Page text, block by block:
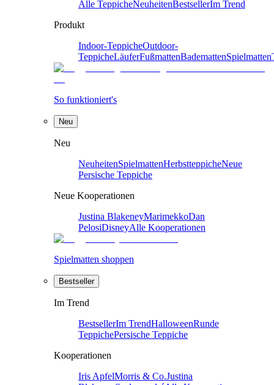
Alle TeppicheNeuheitenBestsellerIm Trend
Produkt
Indoor-TeppicheOutdoor-
TeppicheLäuferFußmattenBademattenSpielmatten
So funktioniert's
Neu
Neu
NeuheitenSpielmattenHerbstteppicheNeue
Persische Teppiche
Neue Kooperationen
Justina BlakeneyMarimekkoDan
PelosiDisneyAlle Kooperationen
Spielmatten shoppen
Bestseller
Im Trend
BestsellerIm TrendHalloweenRunde
TeppichePersische Teppiche
Kooperationen
Iris ApfelMorris & Co.Justina